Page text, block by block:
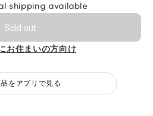
shipping available
Sold out
お住まいの方向け
をアプリで見る